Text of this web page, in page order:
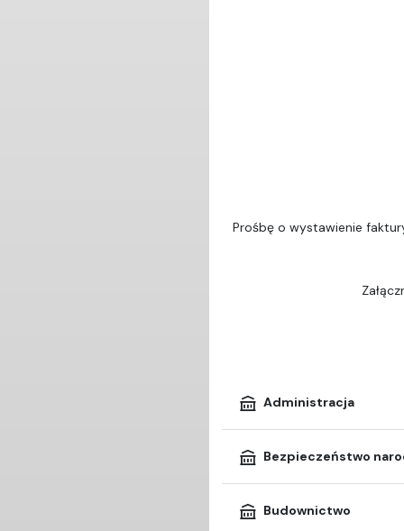
Prośbę o wystawienie
Administracja
Bezpieczeństwo
Budownictwo